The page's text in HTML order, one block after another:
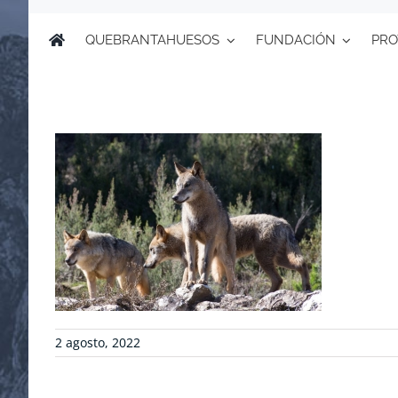
QUEBRANTAHUESOS FUNDACIÓN
2 agosto, 2022